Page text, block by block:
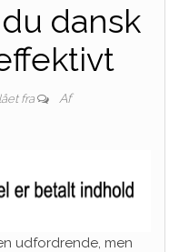
dansk
fra Af
udfordrende, men